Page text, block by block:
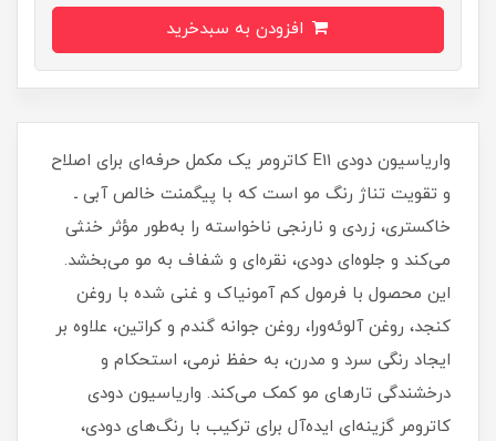
واریاسیون دودی E11 کاترومر یک مکمل حرفه‌ای برای اصلاح
و تقویت تناژ رنگ مو است که با پیگمنت خالص آبی ـ
خاکستری، زردی و نارنجی ناخواسته را به‌طور مؤثر خنثی
می‌کند و جلوه‌ای دودی، نقره‌ای و شفاف به مو می‌بخشد.
این محصول با فرمول کم آمونیاک و غنی شده با روغن
کنجد، روغن آلوئه‌ورا، روغن جوانه گندم و کراتین، علاوه بر
ایجاد رنگی سرد و مدرن، به حفظ نرمی، استحکام و
درخشندگی تارهای مو کمک می‌کند. واریاسیون دودی
کاترومر گزینه‌ای ایده‌آل برای ترکیب با رنگ‌های دودی،